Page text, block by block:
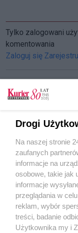
Tylko zalogowani
komentowania
Zaloguj się
Pomnik do
Nie uzbierali na
Pomniki z
POGODA
26℃
Drogi
Na naszej stronie
zaufanych
informacje na
osobowe, takie jak
informacje
przeglądania w
reklam, wybór
treści, badanie
Użytkownika my i